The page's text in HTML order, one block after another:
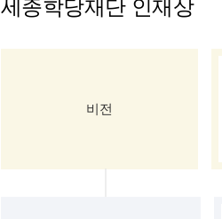
세종학당재단 인재상
비전